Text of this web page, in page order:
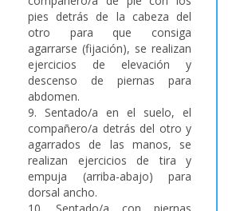
pies detrás de la cabeza del
otro para que consiga
agarrarse (fijación), se realizan
ejercicios de elevación y
descenso de piernas para
abdomen.
9. Sentado/a en el suelo, el
compañero/a detrás del otro y
agarrados de las manos, se
realizan ejercicios de tira y
empuja (arriba-abajo) para
dorsal ancho.